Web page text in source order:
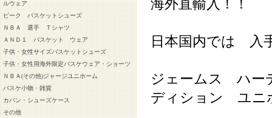
ルウェア
ピーク バスケットシューズ
ＮＢＡ 選手 Ｔシャツ
ＡＮＤ１ バスケット ウェア
子供・女性サイズバスケットシューズ
子供・女性用海外限定バスケウェア・ショーツ
ＮＢＡ(その他)ジャージユニホーム
バスケ小物・雑貨
カバン・シューズケース
その他
海外直輸入！！
日本国内では 入
ジェームス ハ
ディション ユニ